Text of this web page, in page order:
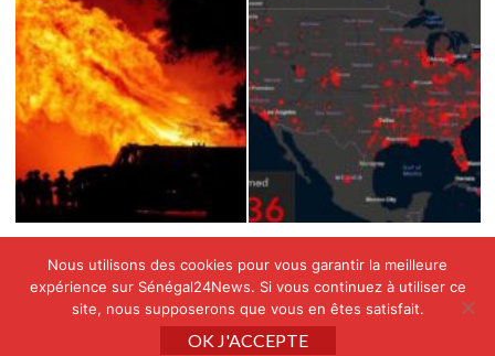
Copyright © All rights reserved SENEGAL24NEWS by
APINAE GROUP|CoverNews
Nous utilisons des cookies pour vous garantir la meilleure
expérience sur Sénégal24News. Si vous continuez à utiliser ce
site, nous supposerons que vous en êtes satisfait.
OK J'ACCEPTE